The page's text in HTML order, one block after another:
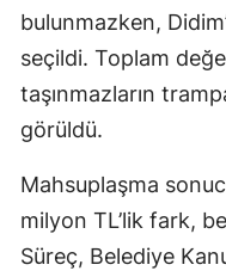
bulunmazken,
seçildi. Toplam
taşınmazların
görüldü.
Mahsuplaşma
milyon TL’lik fark,
Süreç, Belediye